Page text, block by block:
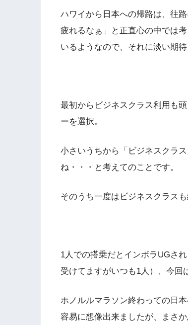
ハワイから日本への帰路は、往
疲れるなぁ」と正直心の中では
いるようなので、それに淡い期待
最初からビジネスクラス利用も
ーを選択。
小さいうちから「ビジネスクラ
ね・・・と考えてのことです。
そのうち一度はビジネスクラス
1人での搭乗だとインボラUGさ
受けてますがいつも1人）、今回
ホノルルマラソン終わっての日
容易に想像出来ましたが、まさ